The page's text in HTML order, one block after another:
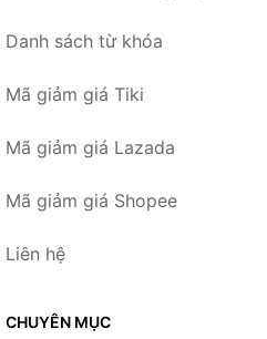
Danh sách từ khóa
Mã giảm giá Tiki
Mã giảm giá Lazada
Mã giảm giá Shopee
Liên hệ
CHUYÊN MỤC